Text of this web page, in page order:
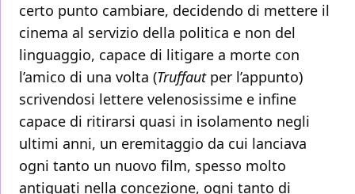
certo punto cambiare, decidendo di mettere il
cinema al servizio della politica e non del
linguaggio, capace di litigare a morte con
l’amico di una volta (Truffautper l’appunto)
scrivendosi lettere velenosissime e infine
capace di ritirarsi quasi in isolamento negli
ultimi anni, un eremitaggio da cui lanciava
ogni tanto un nuovo film, spesso molto
antiquati nella concezione, ogni tanto di